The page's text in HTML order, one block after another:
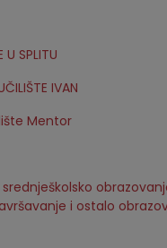
U SPLITU
IVAN
Mentor
i ostalo